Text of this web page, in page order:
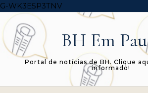
G-WK3E5P3TNVSkip to content
BH Em
Portal de notícias de BH. Clique
informado!